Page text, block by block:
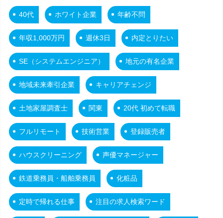
40代 ホワイト企業 年齢不問
年収1,000万円 週休3日 内定とりたい
SE（システムエンジニア） 地元の有名企業
地域未来牽引企業 キャリアチェンジ
土地家屋調査士 関東 20代 初めて転職
フルリモート 技術営業 登録販売者
ハウスクリーニング 声優マネージャー
鉄道乗務員・船舶乗務員 化粧品
定時で帰れる仕事 注目の求人検索ワード